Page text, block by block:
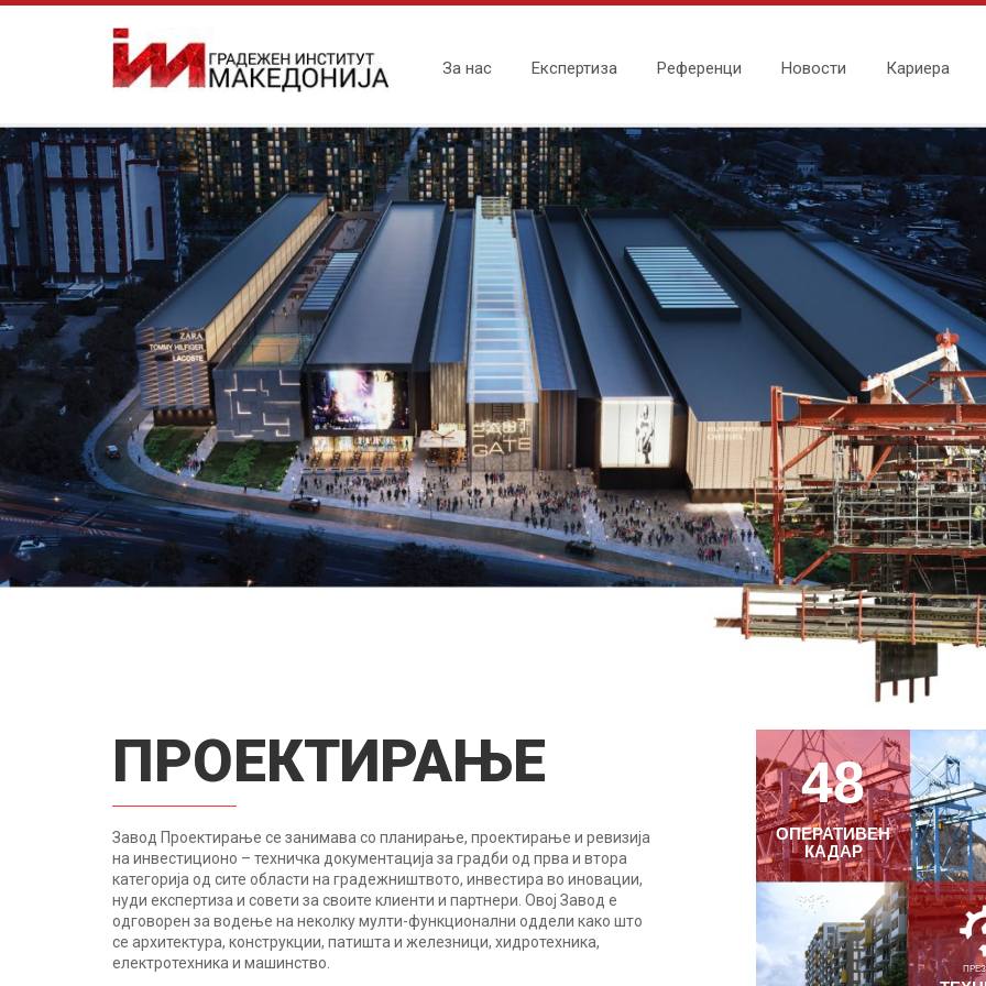
За нас Експертиза Референци Новости Кариера
ПРОЕКТИРАЊЕ
Завод Проектирање се занимава со планирање, проектирање и ревизија
на инвестиционо – техничка документација за градби од прва и втора
категорија од сите области на градежништвото, инвестира во иновации,
нуди експертиза и совети за своите клиенти и партнери. Овој Завод е
одговорен за водење на неколку мулти-функционални оддели како што
се архитектура, конструкции, патишта и железници, хидротехника,
електротехника и машинство.
48
ОПЕРАТИВЕН
КАДАР